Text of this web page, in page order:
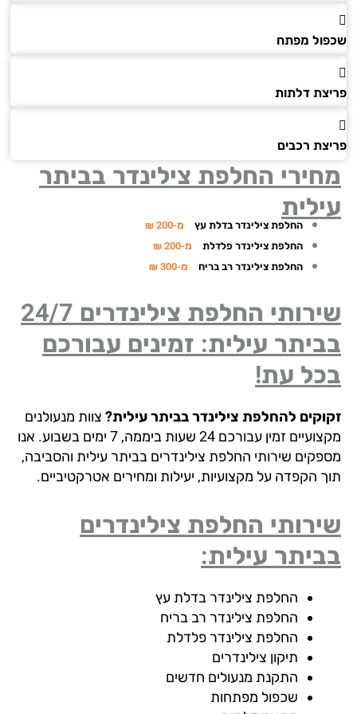
מפתח
דלתות
רכבים
החלפת צילינדרבביתר
החלפת צילינדר בדלת עץ
מ-200 ₪
החלפת צילינדר פלדלת
מ-200 ₪
החלפת צילינדר רב בריח
מ-300 ₪
שירותי החלפת צילינדרים 24/7
עילית: זמינים עבורכם
עת!
להחלפת צילינדר בביתר עילית?צוות מנעולנים
מקצועיים זמין עבורכם 24 שעות ביממה, 7 ימים בשבוע. אנו
שירותי החלפת צילינדרים בביתר עילית והסביבה,
הקפדה על מקצועיות, יעילות ומחירים אטרקטיביים.
החלפת צילינדרים
עילית:
החלפת צילינדר בדלת עץ
החלפת צילינדר רב בריח
החלפת צילינדר פלדלת
תיקון צילינדרים
התקנת מנעולים חדשים
שכפול מפתחות